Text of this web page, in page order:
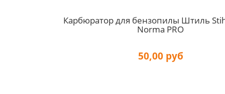
Карбюратор для бензопилы Штиль
Norma PRO
50,00 руб